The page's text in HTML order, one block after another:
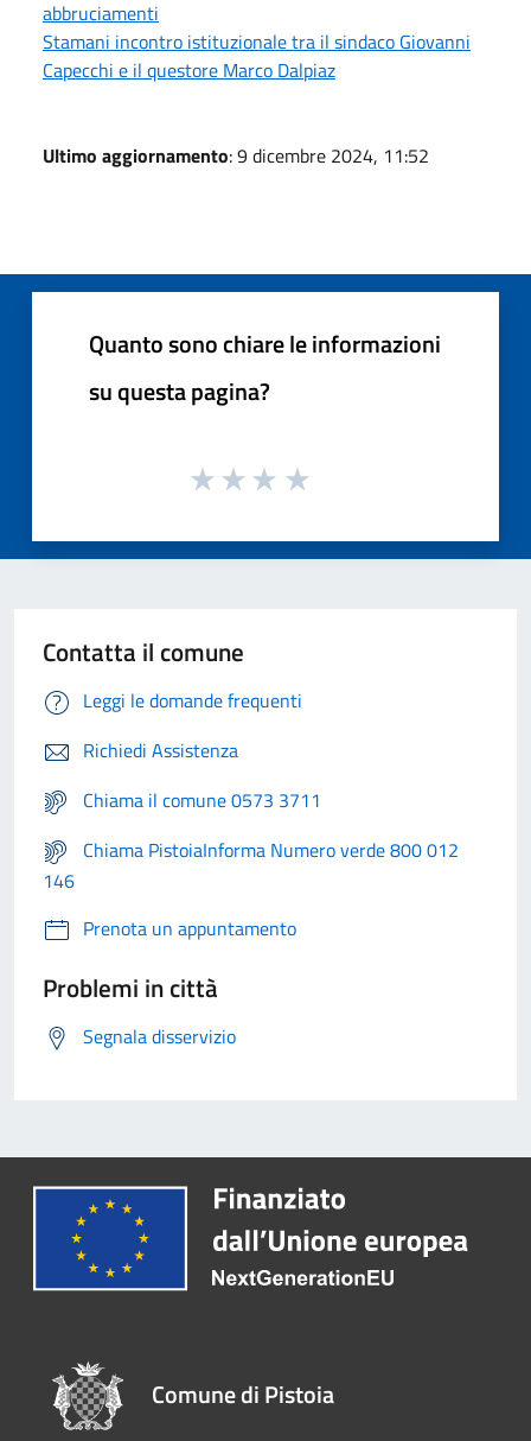
abbruciamenti
Stamani incontro istituzionale tra il sindaco Giovanni
Capecchi e il questore Marco Dalpiaz
Ultimo aggiornamento: 9 dicembre 2024, 11:52
Quanto sono chiare le informazioni
su questa pagina?
Contatta il comune
Leggi le domande frequenti
Richiedi Assistenza
Chiama il comune 0573 3711
Chiama PistoiaInforma Numero verde 800 012
146
Prenota un appuntamento
Problemi in città
Segnala disservizio
Comune di Pistoia